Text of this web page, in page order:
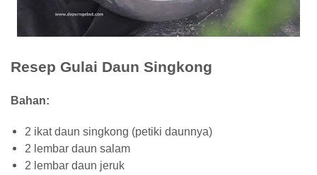
Resep Gulai Daun Singkong
Bahan:
2 ikat daun singkong (petiki daunnya)
2 lembar daun salam
2 lembar daun jeruk